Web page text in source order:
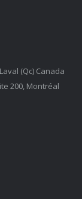
(Qc) Canada
200, Montréal